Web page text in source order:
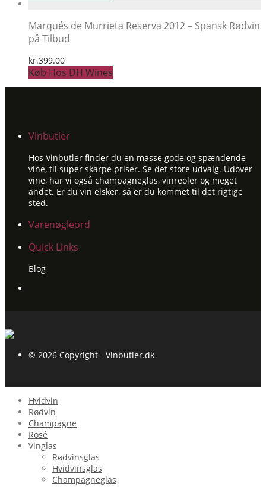
Marqués de Murrieta Reserva 2012 – Spansk Rødvin
på Tilbud
kr.399.00
Køb Hos DH Wines
Vinbutler
Hos Vinbutler finder du en masse gode og spændende
vine, til super skarpe priser. Se det store udvalg. Udover
vine, har vi også champagneglas, vinreoler og meget
andet. Er du vin elsker, så er du kommet til det rigtige
sted.
Varenøgleord
Quick Links
Blog
© 2026 Copyright - Vinbutler.dk
Hvidvin
Rødvin
Champagne
Rosé
Vinglas
Rødvinsglas
Hvidvinsglas
Champagneglas